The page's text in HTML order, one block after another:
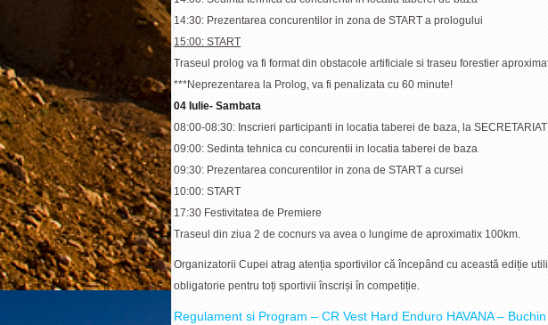
14:30: Prezentarea concurentilor in zona de START a prologului
15:00: START
Traseul prolog va fi format din obstacole artificiale si traseu forestier
***Neprezentarea la Prolog, va fi penalizata cu 60 minute!
04 Iulie- Sambata
08:00-08:30: Inscrieri participanti in locatia taberei de baza, la SECRETARIAT
09:00: Sedinta tehnica cu concurentii in locatia taberei de baza
09:30: Prezentarea concurentilor in zona de START a cursei
10:00: START
17:30 Festivitatea de Premiere
Traseul din ziua 2 de cocnurs va avea o lungime de aproximatix 100km.
Organizatorii Cupei atrag atenția sportivilor că începând cu această ediție
obligatorie pentru toți sportivii înscriși în competiție.
Regulament si Program – CR Vest Hard Enduro HAVANA –